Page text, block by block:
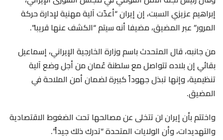
إبراهيم عزيزي السبت، إن إيران “أعدّت آلية مهنية لإدارة حركة
المرور” عبر المضيق، مضيفا أنه سيتم “الكشف عنها قريبا”.
من جانبه، قال المتحدث باسم وزارة الخارجية الإيراني، إسماعيل
بقائي إن بلاده تتواصل مع سلطنة عُمان من أجل وضع آلية
تنظيمية، وإنها تبذل جهوداً كبيرة لضمان أمن الملاحة في
المضيق.
واختتم بأن إيران لن تتخلى عن مصالحها تحت الضغوط الاقتصادية
والتهديدات، وأن الولايات المتحدة “تدرك ذلك جيداً”.